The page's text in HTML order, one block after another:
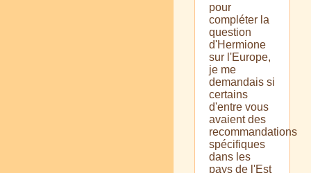
pour
compléter la
question
d'Hermione
sur l'Europe,
je me
demandais si
certains
d'entre vous
avaient des
recommandations
spécifiques
dans les
pays de l'Est